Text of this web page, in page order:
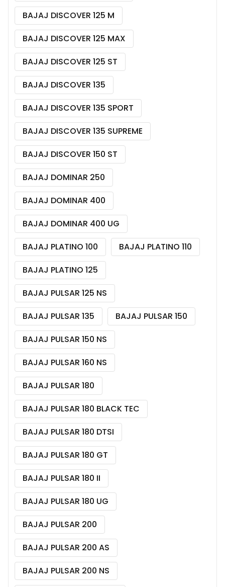
BAJAJ DISCOVER 125 M
BAJAJ DISCOVER 125 MAX
BAJAJ DISCOVER 125 ST
BAJAJ DISCOVER 135
BAJAJ DISCOVER 135 SPORT
BAJAJ DISCOVER 135 SUPREME
BAJAJ DISCOVER 150 ST
BAJAJ DOMINAR 250
BAJAJ DOMINAR 400
BAJAJ DOMINAR 400 UG
BAJAJ PLATINO 100
BAJAJ PLATINO 110
BAJAJ PLATINO 125
BAJAJ PULSAR 125 NS
BAJAJ PULSAR 135
BAJAJ PULSAR 150
BAJAJ PULSAR 150 NS
BAJAJ PULSAR 160 NS
BAJAJ PULSAR 180
BAJAJ PULSAR 180 BLACK TEC
BAJAJ PULSAR 180 DTSI
BAJAJ PULSAR 180 GT
BAJAJ PULSAR 180 II
BAJAJ PULSAR 180 UG
BAJAJ PULSAR 200
BAJAJ PULSAR 200 AS
BAJAJ PULSAR 200 NS